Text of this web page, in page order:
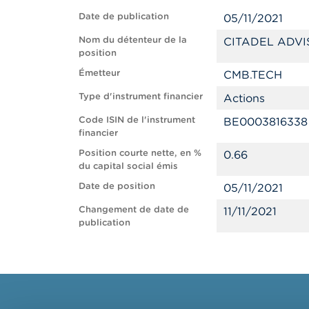
Date de publication 05/11/2021
Nom du détenteur de la
position
CITADEL
Émetteur CMB.TECH
Type d'instrument financier Actions
Code ISIN de l'instrument
financier
BE0003816338
Position courte nette, en %
du capital social émis
0.66
Date de position 05/11/2021
Changement de date de
publication
11/11/2021